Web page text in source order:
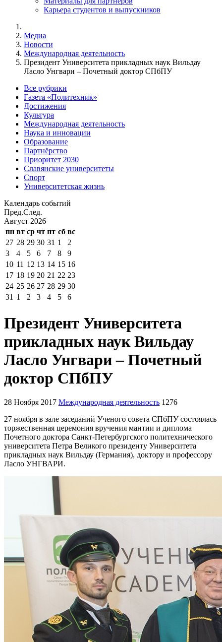
Карьера студентов и выпускников
Медиа
Новости
Международная деятельность
Президент Университета прикладных наук Вильдау
Ласло Унгвари – Почетный доктор СПбПУ
Все рубрики
Газета «Политехник»
Достижения
Культура
Международная деятельность
Наука и инновации
Образование
Партнёрство
Приоритет 2030
Славянские университеты
Спорт
Университетская жизнь
Календарь событий
Пред.След.
Август 2026
пн вт ср чт пт сб вс
27 28 29 30 31 1
2
3
4 5 6 7 8
9
10 11 12 13 14 15 16
17 18 19 20 21 22 23
24 25 26 27 28 29 30
31 1 2 3 4 5 6
Президент Университета
прикладных наук Вильдау
Ласло Унгвари – Почетный
доктор СПбПУ
28 Ноября 2017 Международная деятельность 1276
27 ноября в зале заседаний Ученого совета СПбПУ состоялась
торжественная церемония вручения мантии и диплома
Почетного доктора Санкт-Петербургского политехнического
университета Петра Великого президенту Университета
прикладных наук Вильдау (Германия), доктору и профессору
Ласло УНГВАРИ.